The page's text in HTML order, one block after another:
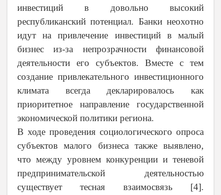
инвестиций в довольно высокий
республиканский потенциал. Банки неохотно
идут на привлечение инвестиций в малый
бизнес из-за непрозрачности финансовой
деятельности его субъектов. Вместе с тем
создание привлекательного инвестиционного
климата всегда декларировалось как
приоритетное направление государственной
экономической политики региона.
В ходе проведения социологического опроса
субъектов малого бизнеса также выявлено,
что между уровнем конкуренции и теневой
предпринимательской деятельностью
существует тесная взаимосвязь [4].